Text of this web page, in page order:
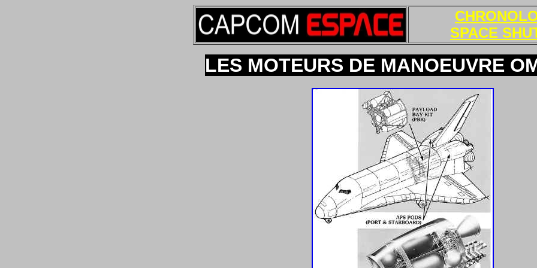
SPACE
LES MOTEURS DE MANOEUVRE